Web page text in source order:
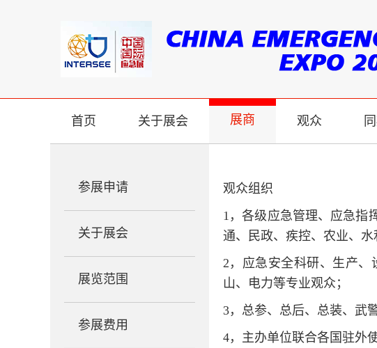
首页 关于展会 展商 观众
参展申请
关于展会
展览范围
参展费用
观众组织
1，各级应急管理、应急指
通、民政、疾控、农业、水
2，应急安全科研、生产
山、电力等专业观众；
3，总参、总后、总装、武
4，主办单位联合各国驻外